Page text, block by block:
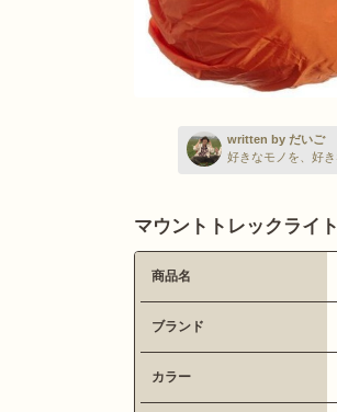
written by だいご
好きなモノを、好
マウントトレックライ
商品名
ブランド
カラー